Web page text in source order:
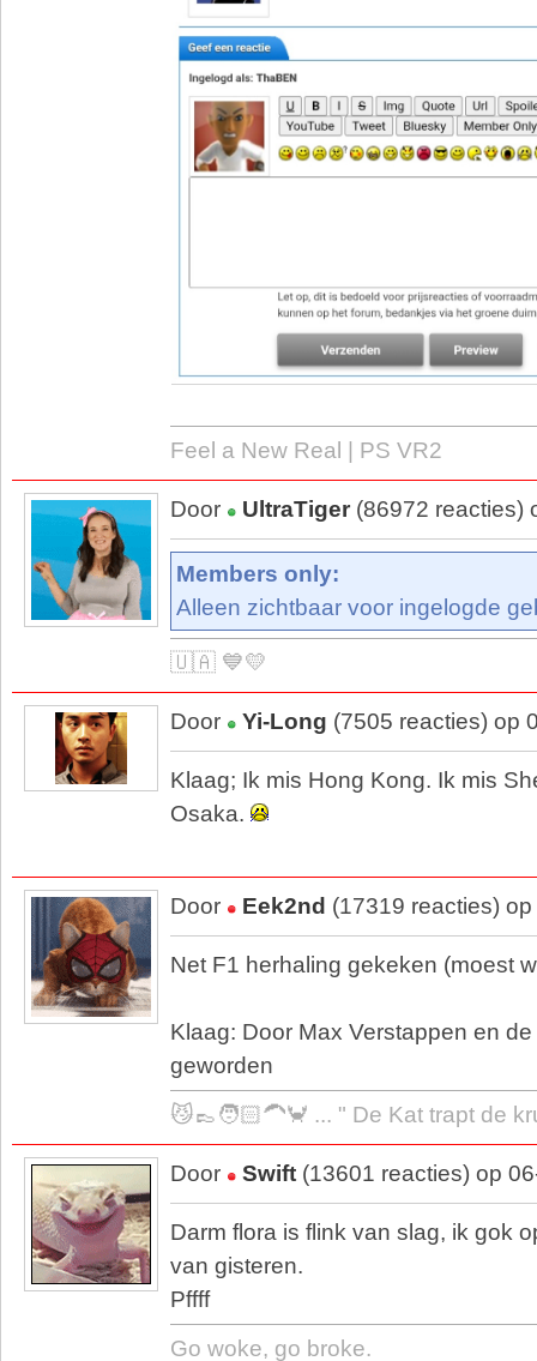
Feel a New Real | PS VR2
Door UltraTiger (86972 reacties)
Members only:
Alleen zichtbaar voor ingelogde
🇺🇦 💙💛
Door Yi-Long (7505 reacties) op
Klaag; Ik mis Hong Kong. Ik mis
Osaka.
Door Eek2nd (17319 reacties)
Net F1 herhaling gekeken (moest
Klaag: Door Max Verstappen en
geworden
😼👞🧑🏻‍🦱🦀 ... " De Kat trapt de
Door Swift (13601 reacties) op
Darm flora is flink van slag, ik gok
van gisteren.
Pffff
Go woke, go broke.